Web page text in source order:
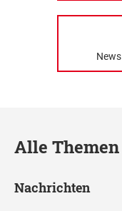
Alle
Nachrichten